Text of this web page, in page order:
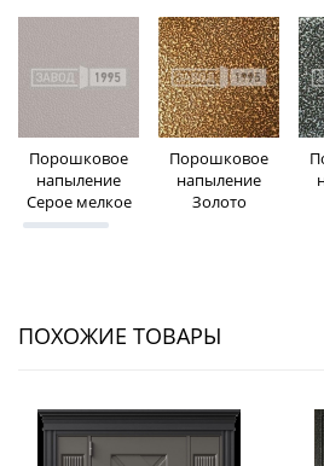
Порошковое
напыление
Серое мелкое
Порошковое
напыление
Золото
ПОХОЖИЕ ТОВАРЫ